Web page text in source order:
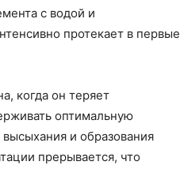
с водой и
протекает в первые
когда он теряет
оптимальную
и образования
прерывается, что